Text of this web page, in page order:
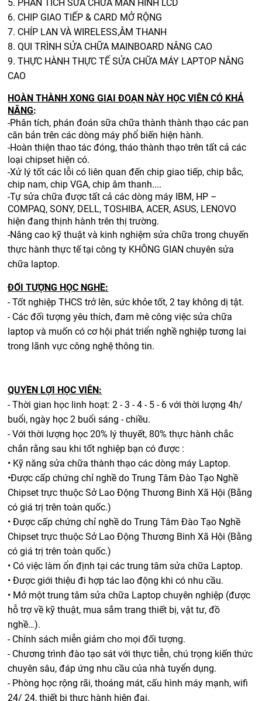
5. PHÂN TÍCH SỬA CHỮA MÀN HÌNH LCD
6. CHIP GIAO TIẾP & CARD MỞ RỘNG
7. CHÍP LAN VÀ WIRELESS,ÂM THANH
8. QUI TRÌNH SỬA CHỮA MAINBOARD NÂNG CAO
9. THỰC HÀNH THỰC TẾ SỬA CHỮA MÁY LAPTOP NÂNG
CAO
HOÀN THÀNH XONG GIAI ĐOẠN NÀY HỌC VIÊN CÓ KHẢ
NĂNG:
-Phân tích, phán đoán sữa chữa thành thành thạo các pan
căn bản trên các dòng máy phổ biến hiện hành.
-Hoàn thiện thao tác đóng, tháo thành thạo trên tất cả các
loại chipset hiện có.
-Xử lý tốt các lỗi có liên quan đến chip giao tiếp, chip bắc,
chip nam, chip VGA, chip âm thanh....
-Tự sửa chữa được tất cả các dòng máy IBM, HP –
COMPAQ, SONY, DELL, TOSHIBA, ACER, ASUS, LENOVO
hiện đang thịnh hành trên thị trường.
-Nâng cao kỹ thuật và kinh nghiệm sửa chữa trong chuyến
thực hành thực tế tại công ty KHÔNG GIAN chuyên sửa
chữa laptop.
ĐỐI TƯỢNG HỌC NGHỀ:
- Tốt nghiệp THCS trở lên, sức khỏe tốt, 2 tay không dị tật.
- Các đối tượng yêu thích, đam mê công việc sửa chữa
laptop và muốn có cơ hội phát triển nghề nghiệp tương lai
trong lãnh vực công nghệ thông tin.
QUYỀN LỢI HỌC VIÊN:
- Thời gian học linh hoạt: 2 - 3 - 4 - 5 - 6 với thời lượng 4h/
buổi, ngày học 2 buổi sáng - chiều.
- Với thời lượng học 20% lý thuyết, 80% thực hành chắc
chắn rằng sau khi tốt nghiệp bạn có được :
• Kỹ năng sửa chữa thành thạo các dòng máy Laptop.
•Được cấp chứng chỉ nghề do Trung Tâm Đào Tạo Nghề
Chipset trực thuộc Sở Lao Động Thương Binh Xã Hội (Bằng
có giá trị trên toàn quốc.)
• Được cấp chứng chỉ nghề do Trung Tâm Đào Tạo Nghề
Chipset trực thuộc Sở Lao Động Thương Binh Xã Hội (Bằng
có giá trị trên toàn quốc.)
• Có việc làm ổn định tại các trung tâm sửa chữa Laptop.
• Được giới thiệu đi hợp tác lao động khi có nhu cầu.
• Mở một trung tâm sửa chữa Laptop chuyên nghiệp (được
hỗ trợ về kỹ thuật, mua sắm trang thiết bị, vật tư, đồ
nghề…).
- Chính sách miễn giảm cho mọi đối tượng.
- Chương trình đào tạo sát với thực tiễn, chú trọng kiến thức
chuyên sâu, đáp ứng nhu cầu của nhà tuyển dụng.
- Phòng học rộng rãi, thoáng mát, cấu hình máy mạnh, wifi
24/ 24, thiết bị thực hành hiện đại.